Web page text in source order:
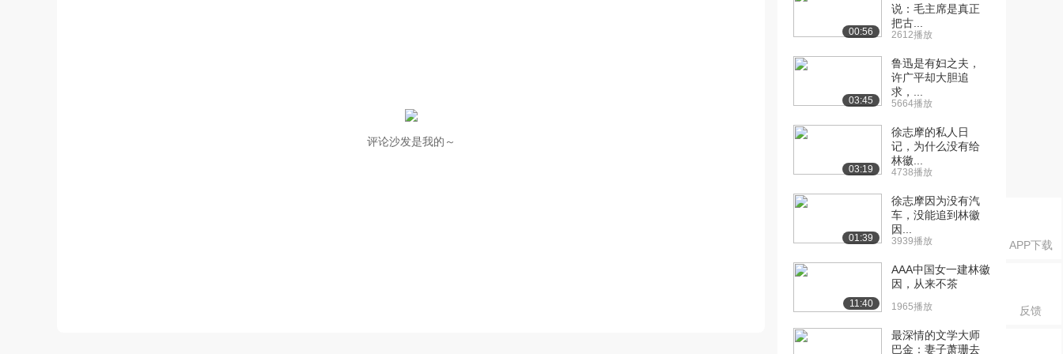
APP下载
反馈
评论沙发是我的～
00:56
说：毛主席是真正
把古...
2612播放
03:45
鲁迅是有妇之夫，
许广平却大胆追
求，...
5664播放
03:19
徐志摩的私人日
记，为什么没有给
林徽...
4738播放
01:39
徐志摩因为没有汽
车，没能追到林徽
因...
3939播放
11:40
AAA中国女一建林徽
因，从来不茶
1965播放
最深情的文学大师
巴金：妻子萧珊去